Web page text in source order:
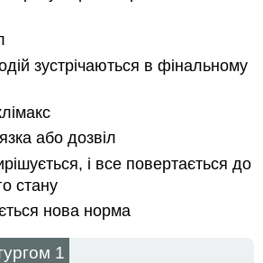
зустрічаються в фінальному
або дозвіл
і все повертається до
стану
нова норма
1